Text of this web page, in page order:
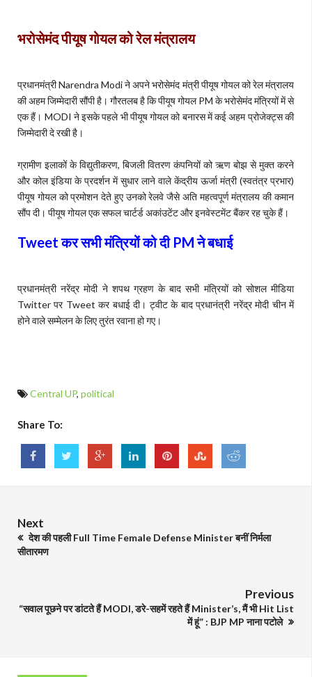
भरोसेमंद पीयूष गोयल को रेल मंत्रालय
प्रधानमंत्री Narendra Modi ने अपने भरोसेमंद मंत्री पीयूष गोयल को रेल मंत्रालय
की अहम जिम्मेदारी सौंपी है। गौरतलब है कि पीयूष गोयल PM के भरोसेमंद मंत्रियों में से
एक हैं। MODI ने इसके पहले भी पीयूष गोयल को बनारस में कई अहम प्रोजेक्ट्स की
जिम्मेदारी दे रखी है।
ग्रामीण इलाकों के विद्युतीकरण, बिजली वितरण कंपनियों को ऋण बोझ से मुक्त करने
और कोल इंडिया के प्रदर्शन में सुधार लाने वाले केंद्रीय ऊर्जा मंत्री (स्वतंत्र प्रभार)
पीयूष गोयल को प्रमोशन देते हुए उनको रेलवे जैसे अति महत्वपूर्ण मंत्रालय की कमान
सौंप दी। पीयूष गोयल एक सफल चार्टर्ड अकांउटेंट और इनवेस्टमेंट बैंकर रह चुके हैं।
Tweetकर सभी मंत्रियों को दी PMने बधाई
प्रधानमंत्री नरेंद्र मोदी ने शपथ ग्रहण के बाद सभी मंत्रियों को सोशल मीडिया
Twitter पर Tweet कर बधाई दी। ट्वीट के बाद प्रधानंत्री नरेंद्र मोदी चीन में
होने वाले सम्मेलन के लिए तुरंत रवाना हो गए।
Central UP, political
Share To:
Next
देश की पहली Full Time Female Defense Minister बनीं निर्मला
सीतारमण
Previous
“सवाल पूछने पर डांटते हैं MODI, डरे-सहमें रहते हैं Minister’s, मैं भी Hit List
में हूं” : BJP MP नाना पटोले